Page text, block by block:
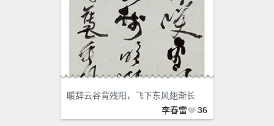
暖辞云谷背残阳，飞下东风翅渐长
李春雷
36